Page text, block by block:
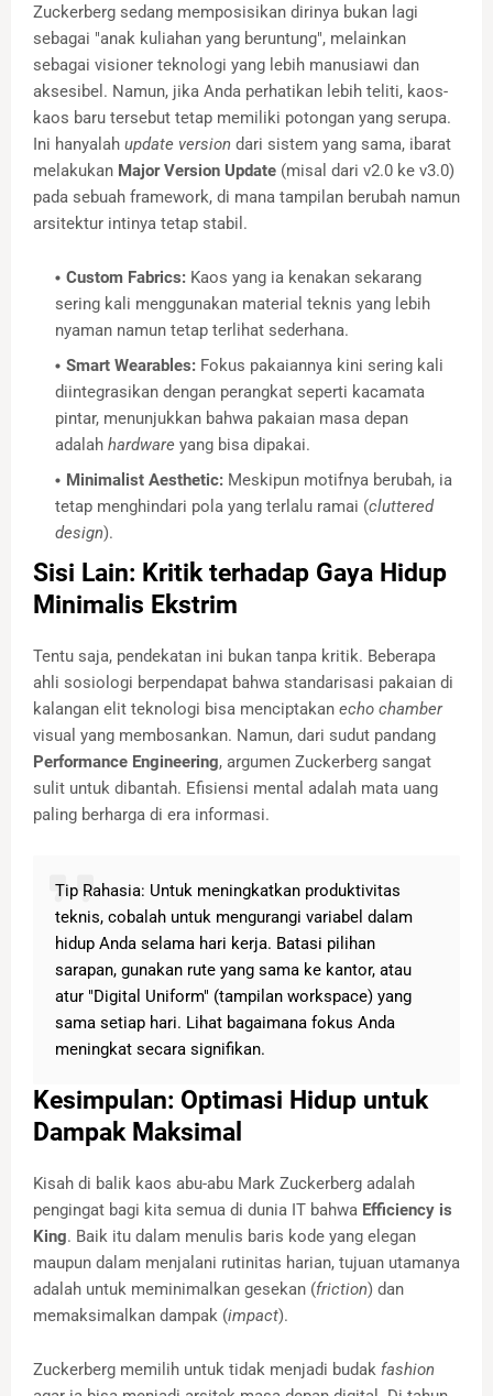
Zuckerberg sedang memposisikan dirinya bukan lagi
sebagai "anak kuliahan yang beruntung", melainkan
sebagai visioner teknologi yang lebih manusiawi dan
aksesibel. Namun, jika Anda perhatikan lebih teliti, kaos-
kaos baru tersebut tetap memiliki potongan yang serupa.
Ini hanyalah update version dari sistem yang sama, ibarat
melakukan Major Version Update (misal dari v2.0 ke v3.0)
pada sebuah framework, di mana tampilan berubah namun
arsitektur intinya tetap stabil.
Custom Fabrics: Kaos yang ia kenakan sekarang
sering kali menggunakan material teknis yang lebih
nyaman namun tetap terlihat sederhana.
Smart Wearables: Fokus pakaiannya kini sering kali
diintegrasikan dengan perangkat seperti kacamata
pintar, menunjukkan bahwa pakaian masa depan
adalah hardware yang bisa dipakai.
Minimalist Aesthetic: Meskipun motifnya berubah, ia
tetap menghindari pola yang terlalu ramai (cluttered
design).
Sisi Lain: Kritik terhadap Gaya Hidup
Minimalis Ekstrim
Tentu saja, pendekatan ini bukan tanpa kritik. Beberapa
ahli sosiologi berpendapat bahwa standarisasi pakaian di
kalangan elit teknologi bisa menciptakan echo chamber
visual yang membosankan. Namun, dari sudut pandang
Performance Engineering, argumen Zuckerberg sangat
sulit untuk dibantah. Efisiensi mental adalah mata uang
paling berharga di era informasi.
Tip Rahasia: Untuk meningkatkan produktivitas
teknis, cobalah untuk mengurangi variabel dalam
hidup Anda selama hari kerja. Batasi pilihan
sarapan, gunakan rute yang sama ke kantor, atau
atur "Digital Uniform" (tampilan workspace) yang
sama setiap hari. Lihat bagaimana fokus Anda
meningkat secara signifikan.
Kesimpulan: Optimasi Hidup untuk
Dampak Maksimal
Kisah di balik kaos abu-abu Mark Zuckerberg adalah
pengingat bagi kita semua di dunia IT bahwa Efficiency is
King. Baik itu dalam menulis baris kode yang elegan
maupun dalam menjalani rutinitas harian, tujuan utamanya
adalah untuk meminimalkan gesekan (friction) dan
memaksimalkan dampak (impact).
Zuckerberg memilih untuk tidak menjadi budak fashion